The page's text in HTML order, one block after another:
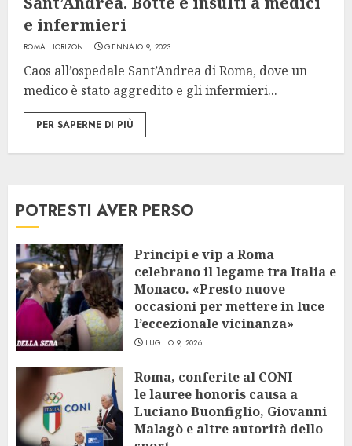
e infermieri
ROMA HORIZON GENNAIO 9, 2023
Caos all’ospedale Sant’Andrea di Roma, dove un
medico è stato aggredito e gli infermieri...
PER SAPERNE DI PIÙ
POTRESTI AVER PERSO
Principi e vip a Roma
celebrano il legame tra Italia e
Monaco. «Presto nuove
occasioni per mettere in luce
l’eccezionale vicinanza»
LUGLIO 9, 2026
Roma, conferite al CONI
le lauree honoris causa a
Luciano Buonfiglio, Giovanni
Malagò e altre autorità dello